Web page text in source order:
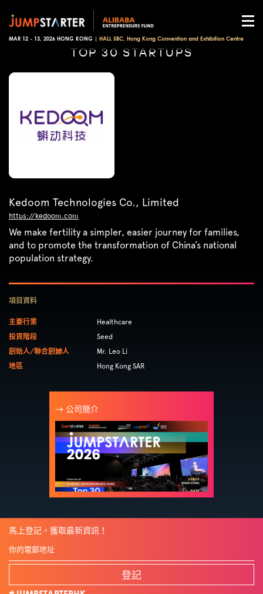
MAR 12 - 13, 2026 HONG KONG | HALL 5BC, Hong Kong Convention and Exhibition Centre
TOP 30 STARTUPS
Kedoom Technologies Co., Limited
https://kedoom.com
We make fertility a simpler, easier journey for families,
and to promote the transformation of China’s national
population strategy.
項目資料
主要行業
Healthcare
投資階段
Seed
創始人/聯合創辧人
Mr. Leo Li
地區
Hong Kong SAR
→ 公司簡介
馬上登記，獲取最新資訊！
登記